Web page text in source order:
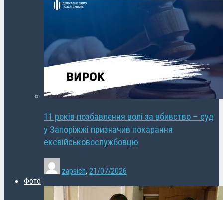
11 років позбавлення волі за вбивство – суд
у Запоріжжі призначив покарання
ексвійськовослужбовцю
zapsich, 21/07/2026
Фото